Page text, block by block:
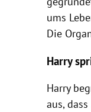
ums
Die
Harry
Harry
aus,